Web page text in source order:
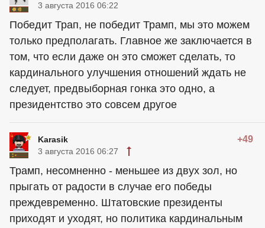
3 августа 2016 06:22
Победит Трап, не победит Трамп, мы это можем
только предполагать. Главное же заключается в
том, что если даже он это сможет сделать, то
кардинального улучшения отношений ждать не
следует, предвыборная гонка это одно, а
президентство это совсем другое
Karasik +49
3 августа 2016 06:27
Трамп, несомненно - меньшее из двух зол, но
прыгать от радости в случае его победы
преждевременно. Штатовские президенты
приходят и уходят, но политика кардинальным